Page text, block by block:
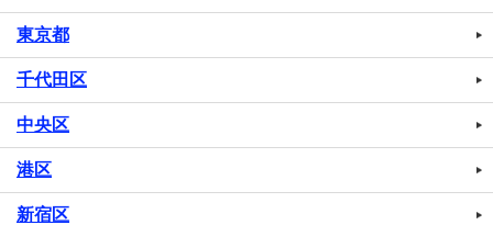
東京都
千代田区
中央区
港区
新宿区